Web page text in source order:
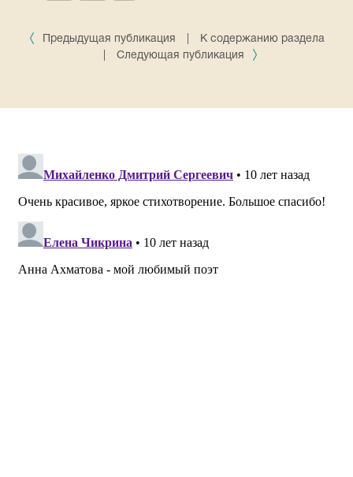
Предыдущая публикация
К содержанию раздела
Следующая публикация